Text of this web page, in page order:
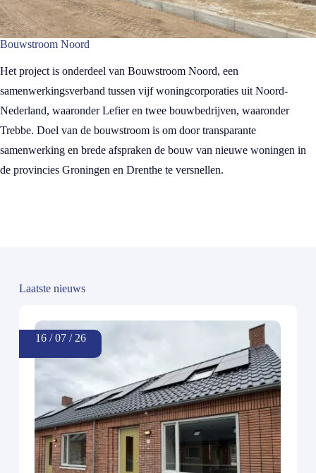
Bouwstroom Noord
Het project is onderdeel van Bouwstroom Noord, een
samenwerkingsverband tussen vijf woningcorporaties uit Noord-
Nederland, waaronder Lefier en twee bouwbedrijven, waaronder
Trebbe. Doel van de bouwstroom is om door transparante
samenwerking en brede afspraken de bouw van nieuwe woningen in
de provincies Groningen en Drenthe te versnellen.
Laatste nieuws
16 / 07 / 26